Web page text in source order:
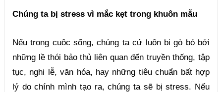
Chúng ta bị stress vì mắc kẹt trong khuôn mẫu
Nếu trong cuộc sống, chúng ta cứ luôn bị gò bó bởi
những lề thói bảo thủ liên quan đến truyền thống, tập
tục, nghi lễ, văn hóa, hay những tiêu chuẩn bất hợp
lý do chính mình tạo ra, chúng ta sẽ bị stress. Nếu